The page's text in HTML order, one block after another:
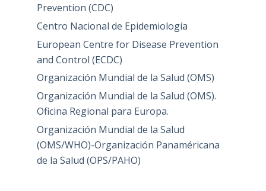
Prevention (CDC)
Centro Nacional de Epidemiología
European Centre for Disease Prevention
and Control (ECDC)
Organización Mundial de la Salud (OMS)
Organización Mundial de la Salud (OMS).
Oficina Regional para Europa.
Organización Mundial de la Salud
(OMS/WHO)-Organización Panaméricana
de la Salud (OPS/PAHO)